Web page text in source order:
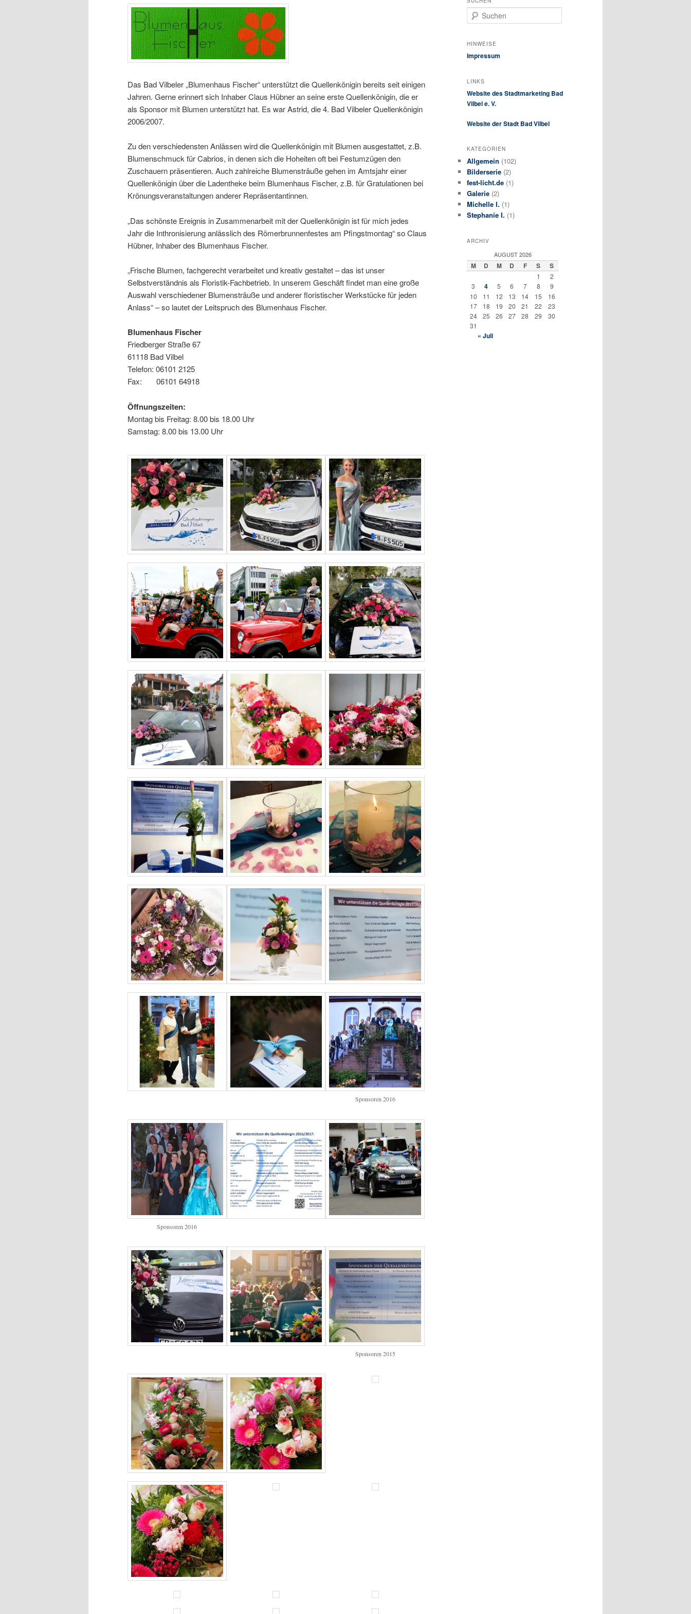
Das Bad Vilbeler „Blumenhaus Fischer“ unterstützt die Quellenkönigin bereits seit einigen
Jahren. Gerne erinnert sich Inhaber Claus Hübner an seine erste Quellenkönigin, die er
als Sponsor mit Blumen unterstützt hat. Es war Astrid, die 4. Bad Vilbeler Quellenkönigin
2006/2007.
Zu den verschiedensten Anlässen wird die Quellenkönigin mit Blumen ausgestattet, z.B.
Blumenschmuck für Cabrios, in denen sich die Hoheiten oft bei Festumzügen den
Zuschauern präsentieren. Auch zahlreiche Blumensträuße gehen im Amtsjahr einer
Quellenkönigin über die Ladentheke beim Blumenhaus Fischer, z.B. für Gratulationen bei
Krönungsveranstaltungen anderer Repräsentantinnen.
„Das schönste Ereignis in Zusammenarbeit mit der Quellenkönigin ist für mich jedes
Jahr die Inthronisierung anlässlich des Römerbrunnenfestes am Pfingstmontag“ so Claus
Hübner, Inhaber des Blumenhaus Fischer.
„Frische Blumen, fachgerecht verarbeitet und kreativ gestaltet – das ist unser
Selbstverständnis als Floristik-Fachbetrieb. In unserem Geschäft findet man eine große
Auswahl verschiedener Blumensträuße und anderer floristischer Werkstücke für jeden
Anlass“ – so lautet der Leitspruch des Blumenhaus Fischer.
Blumenhaus Fischer
Friedberger Straße 67
61118 Bad Vilbel
Telefon: 06101 2125
Fax: 06101 64918
Öffnungszeiten:
Montag bis Freitag: 8.00 bis 18.00 Uhr
Samstag: 8.00 bis 13.00 Uhr
Sponsoren 2016
Sponsoren 2016
Sponsoren 2015
u
h
n
HINWEISE
Impressum
LINKS
Website des Stadtmarketing Bad
Vilbel e. V.
Website der Stadt Bad Vilbel
KATEGORIEN
Allgemein (102)
Bilderserie (2)
fest-licht.de (1)
Galerie (2)
Michelle I. (1)
Stephanie I. (1)
ARCHIV
AUGUST 2026
M D M D F S S
1
2
3
4 5 6 7 8
9
10
11 12 13 14 15
16
17
18 19 20 21 22
23
24
25 26 27 28 29
30
31
« Juli